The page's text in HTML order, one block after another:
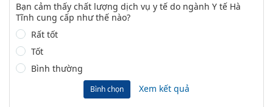
Bạn cảm thấy chất lượng dịch vụ y tế do ngành Y tế Hà
Tĩnh cung cấp như thế nào?
Rất tốt
Tốt
Bình thường
Bình chọn Xem kết quả